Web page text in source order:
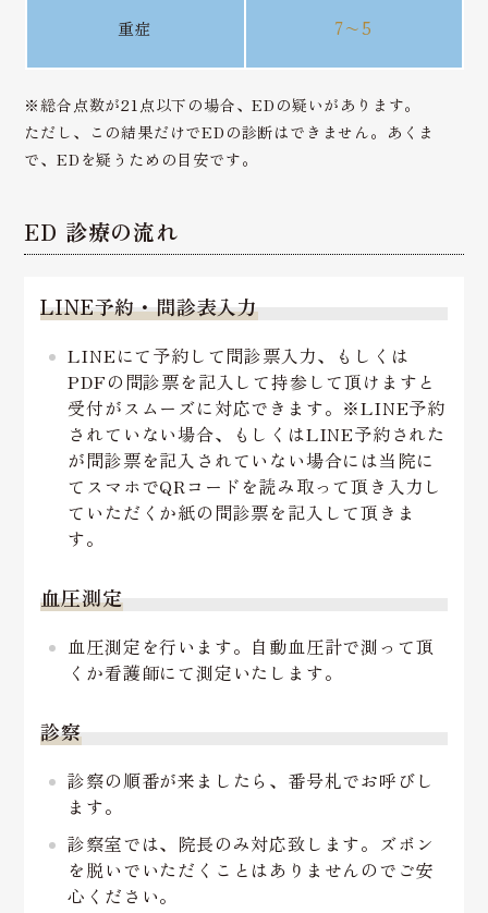
重症 7〜5
※総合点数が21点以下の場合、EDの疑いがあります。
ただし、この結果だけでEDの診断はできません。あくま
で、EDを疑うための目安です。
ED 診療の流れ
LINE予約・問診表入力
LINEにて予約して問診票入力、もしくは
PDFの問診票を記入して持参して頂けますと
受付がスムーズに対応できます。※LINE予約
されていない場合、もしくはLINE予約された
が問診票を記入されていない場合には当院に
てスマホでQRコードを読み取って頂き入力し
ていただくか紙の問診票を記入して頂きま
す。
血圧測定
血圧測定を行います。自動血圧計で測って頂
くか看護師にて測定いたします。
診察
診察の順番が来ましたら、番号札でお呼びし
ます。
診察室では、院長のみ対応致します。ズボン
を脱いでいただくことはありませんのでご安
心ください。